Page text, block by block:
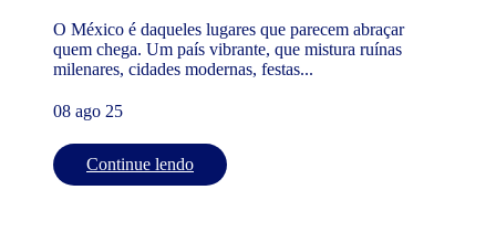
O México é daqueles lugares que parecem abraçar
quem chega. Um país vibrante, que mistura ruínas
milenares, cidades modernas, festas...
08 ago 25
Continue lendo